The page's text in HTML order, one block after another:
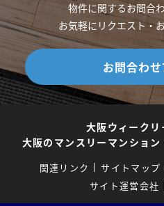
物件に関するお問合
お気軽にリクエスト・
お問合わ
大阪ウィークリ
大阪のマンスリーマンショ
関連リンク サイトマップ
サイト運営会社